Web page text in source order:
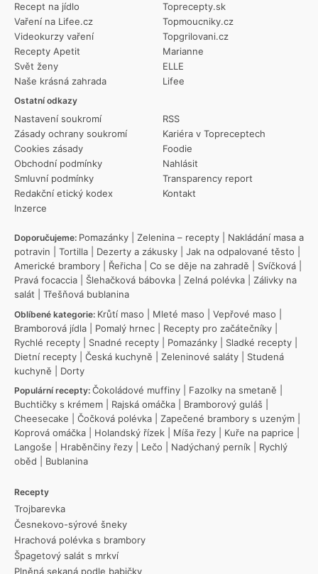
Recept na jídlo
Vaření na Lifee.cz
Videokurzy vaření
Recepty Apetit
Svět ženy
Naše krásná zahrada
Ostatní odkazy
Nastavení soukromí
Zásady ochrany soukromí
Cookies zásady
Obchodní podmínky
Smluvní podmínky
Redakční etický kodex
Inzerce
RSS
Kariéra v Topreceptech
Foodie
Nahlásit
Transparency report
Kontakt
Toprecepty.sk
Topmoucniky.cz
Topgrilovani.cz
Marianne
ELLE
Lifee
Doporučujeme: Pomazánky Zelenina – recepty
Nakládání masa a
potravin
Tortilla Dezerty a zákusky Jak na odpalované těsto
Americké brambory
Řeřicha Co se děje na zahradě Svíčková
Pravá focaccia
Šlehačková bábovka Zelná polévka
Zálivky na
salát
Třešňová bublanina
Oblíbené kategorie: Krůtí maso Mleté maso Vepřové maso
Bramborová jídla
Pomalý hrnec Recepty pro začátečníky
Rychlé recepty
Snadné recepty Pomazánky Sladké recepty
Dietní recepty
Česká kuchyně Zeleninové saláty
Studená
kuchyně
Dorty
Populární recepty: Čokoládové muffiny Fazolky na smetaně
Buchtičky s krémem
Rajská omáčka Bramborový guláš
Cheesecake
Čočková polévka Zapečené brambory s uzeným
Koprová omáčka
Holandský řízek Míša řezy Kuře na paprice
Langoše
Hraběnčiny řezy Lečo Nadýchaný perník
Rychlý
oběd
Bublanina
Recepty
Trojbarevka
Česnekovo-sýrové šneky
Hrachová polévka s brambory
Špagetový salát s mrkví
Plněná sekaná podle babičky